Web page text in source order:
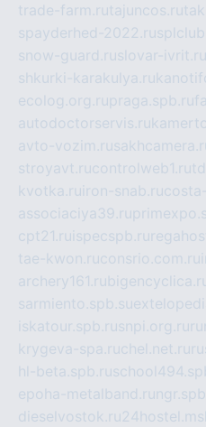
trade-farm.rutajuncos.ru
spayderhed-2022.ru
snow-guard.ruslovar-ivrit.ru
shkurki-karakulya.ru
ecolog.org.rupraga.spb.ru
autodoctorservis.ru
avto-vozim.ru
stroyavt.rucontrolweb1.ru
kvotka.ru iron-snab.ru
associaciya39.ru
cpt21.ru ispecspb.ru
tae-kwon.ruconsrio.com.ru
archery161.ru
sarmiento.spb.su
iskatour.spb.rusnpi.org.ru
krygeva-spa.ruchel.net.ru
hl-beta.spb.ru
epoha-metalband.ru
dieselvostok.ru